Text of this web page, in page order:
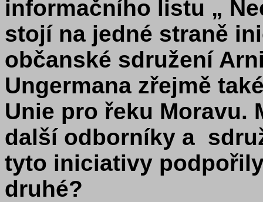
informačního listu „
stojí na jedné straně
občanské sdružení
Ungermana zřejmě
Unie pro řeku Moravu.
další odborníky a
tyto iniciativy
druhé?